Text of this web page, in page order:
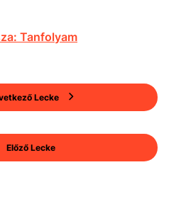
Előző Lecke
Tanfolyam
Lecke